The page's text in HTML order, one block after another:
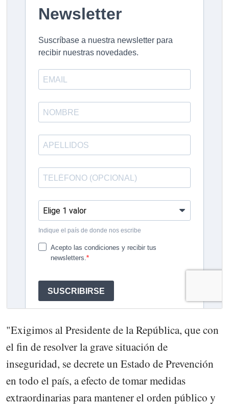
"Exigimos al Presidente de la República, que con
el fin de resolver la grave situación de
inseguridad, se decrete un Estado de Prevención
en todo el país, a efecto de tomar medidas
extraordinarias para mantener el orden público y